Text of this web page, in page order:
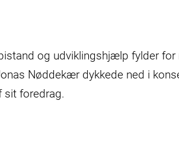
og udviklingshjælp fylder for
Nøddekær dykkede ned i
sit foredrag.